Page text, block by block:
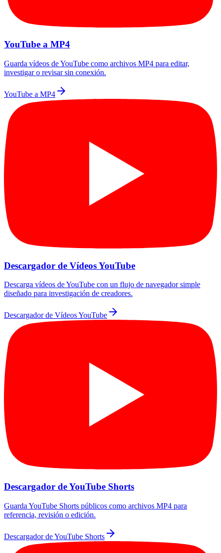
YouTube a MP4
Guarda vídeos de YouTube como archivos MP4 para editar,
investigar o revisar sin conexión.
YouTube a MP4
Descargador de Vídeos YouTube
Descarga vídeos de YouTube con un flujo de navegador simple
diseñado para investigación de creadores.
Descargador de Vídeos YouTube
Descargador de YouTube Shorts
Guarda YouTube Shorts públicos como archivos MP4 para
referencia, revisión o edición.
Descargador de YouTube Shorts